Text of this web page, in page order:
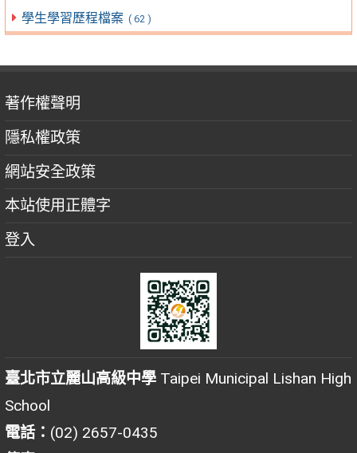
學生學習歷程檔案 ( 62 )
著作權聲明
隱私權政策
網站安全政策
本站使用正體字
登入
臺北市立麗山高級中學 Taipei Municipal Lishan High
School
電話： (02) 2657-0435